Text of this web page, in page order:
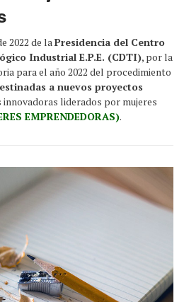
2022 de laPresidencia del Centro
Industrial E.P.E. (CDTI), por la
para el año 2022 del procedimiento
a nuevos proyectos
innovadoras liderados por mujeres
EMPRENDEDORAS).